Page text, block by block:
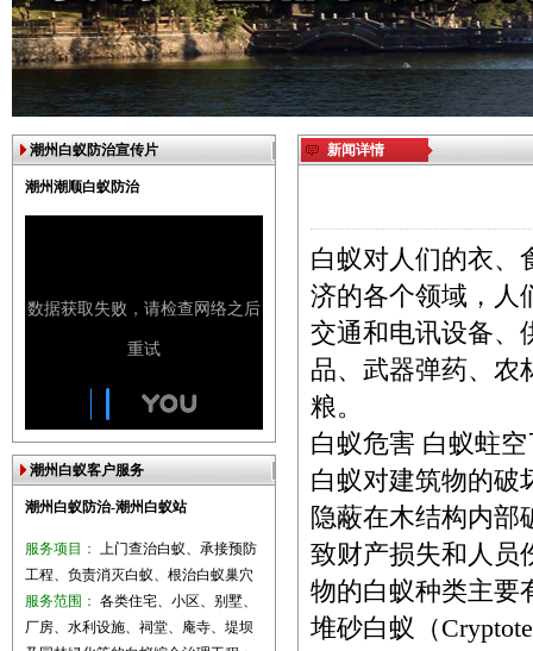
潮州白蚁防治宣传片
潮州潮顺白蚁防治
潮州白蚁客户服务
潮州白蚁防治-潮州白蚁站
服务项目： 上门查治白蚁、承接预防
工程、负责消灭白蚁、根治白蚁巢穴
服务范围： 各类住宅、小区、别墅、
厂房、水利设施、祠堂、庵寺、堤坝
新闻详情
白蚁对人们的衣、
济的各个领域，人
交通和电讯设备、
品、武器弹药、农
粮。
白蚁危害 白蚁
白蚁对建筑物的破
隐蔽在木结构内部
致财产损失和人员
物的白蚁种类主要
堆砂白蚁（